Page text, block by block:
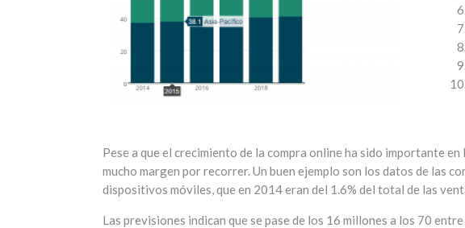
Pese a que el crecimiento de la compra online ha sido importante
mucho margen por recorrer. Un buen ejemplo son los datos de las
dispositivos móviles, que en 2014 eran del 1.6% del total de las
Las previsiones indican que se pase de los 16 millones a los 70